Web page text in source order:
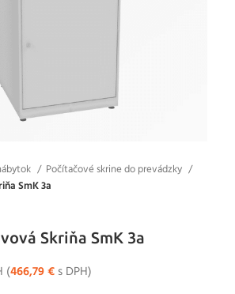
Počítačové skrine do prevádzky
SmK 3a
Skriňa SmK 3a
(466,79€ s DPH)